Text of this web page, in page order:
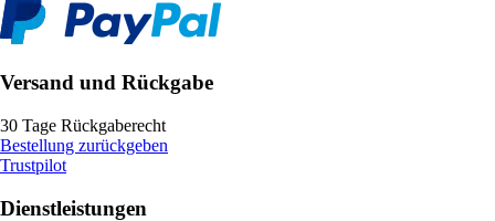
Versand und Rückgabe
30 Tage Rückgaberecht
Bestellung zurückgeben
Trustpilot
Dienstleistungen